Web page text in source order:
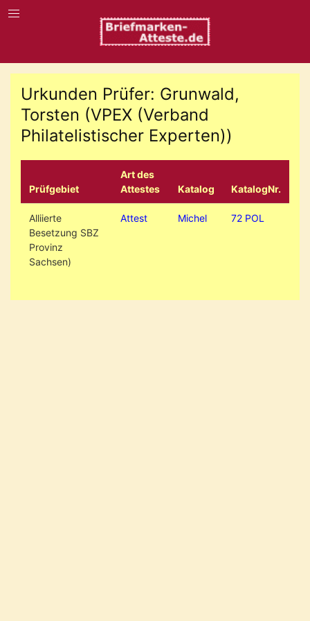
Urkunden Prüfer: Grunwald,
Torsten (VPEX (Verband
Philatelistischer Experten))
Prüfgebiet
Art des
Attestes
Katalog KatalogNr.
Alliierte
Besetzung SBZ
Provinz
Sachsen)
Attest Michel 72 POL